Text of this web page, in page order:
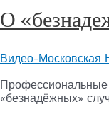
О
Видео-Московская
Профессиональные
«безнадёжных»